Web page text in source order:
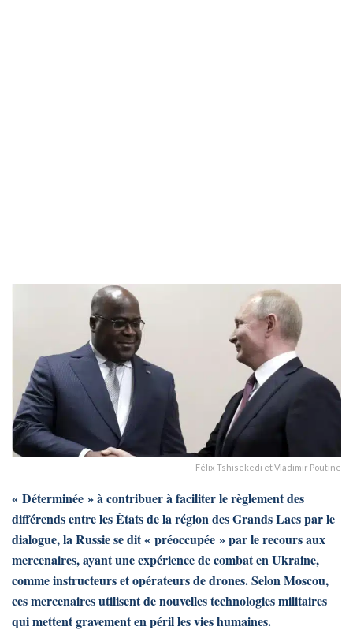
Félix Tshisekedi et Vladimir Poutine
« Déterminée » à contribuer à faciliter le règlement des
différends entre les États de la région des Grands Lacs par le
dialogue, la Russie se dit « préoccupée » par le recours aux
mercenaires, ayant une expérience de combat en Ukraine,
comme instructeurs et opérateurs de drones. Selon Moscou,
ces mercenaires utilisent de nouvelles technologies militaires
qui mettent gravement en péril les vies humaines.